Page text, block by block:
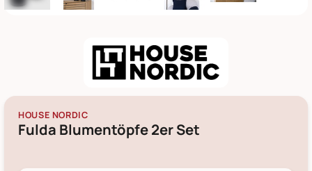
HOUSE NORDIC
Fulda Blumentöpfe 2er Set